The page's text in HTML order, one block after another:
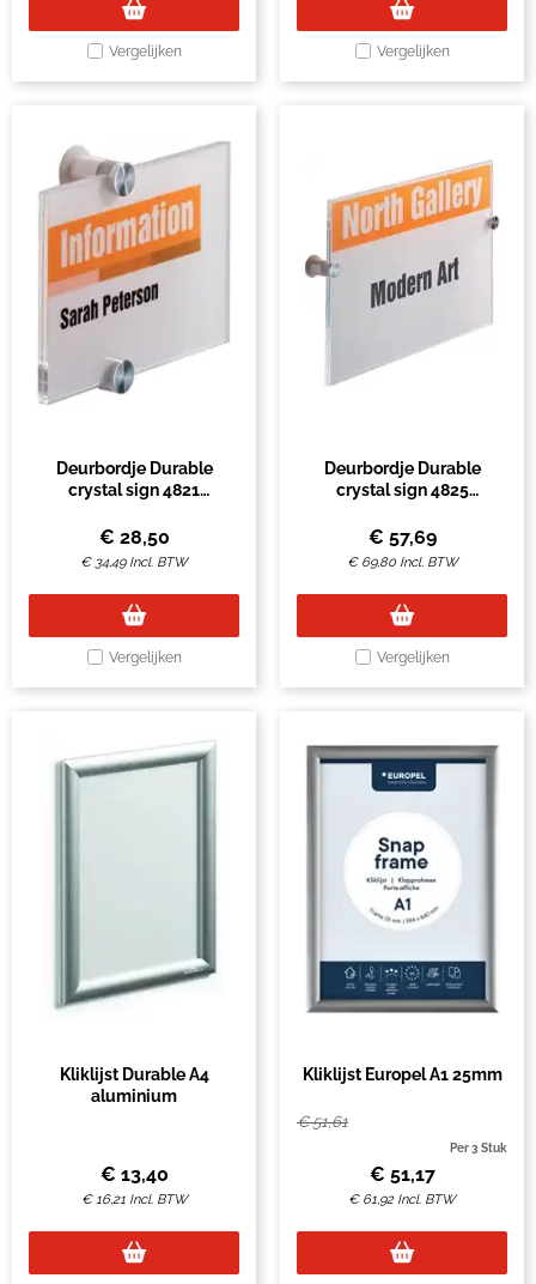
Vergelijken Vergelijken
Deurbordje Durable
crystal sign 4821
€ 28,50
€ 34,49 Incl. BTW
Vergelijken
Deurbordje Durable
crystal sign 4825
€ 57,69
€ 69,80 Incl. BTW
Vergelijken
Kliklijst Durable A4
aluminium
€ 13,40
€16,21 Incl. BTW
Kliklijst Europel A1 25mm
€51,61
Per 3 Stuk
€ 51,17
€ 61,92 Incl. BTW